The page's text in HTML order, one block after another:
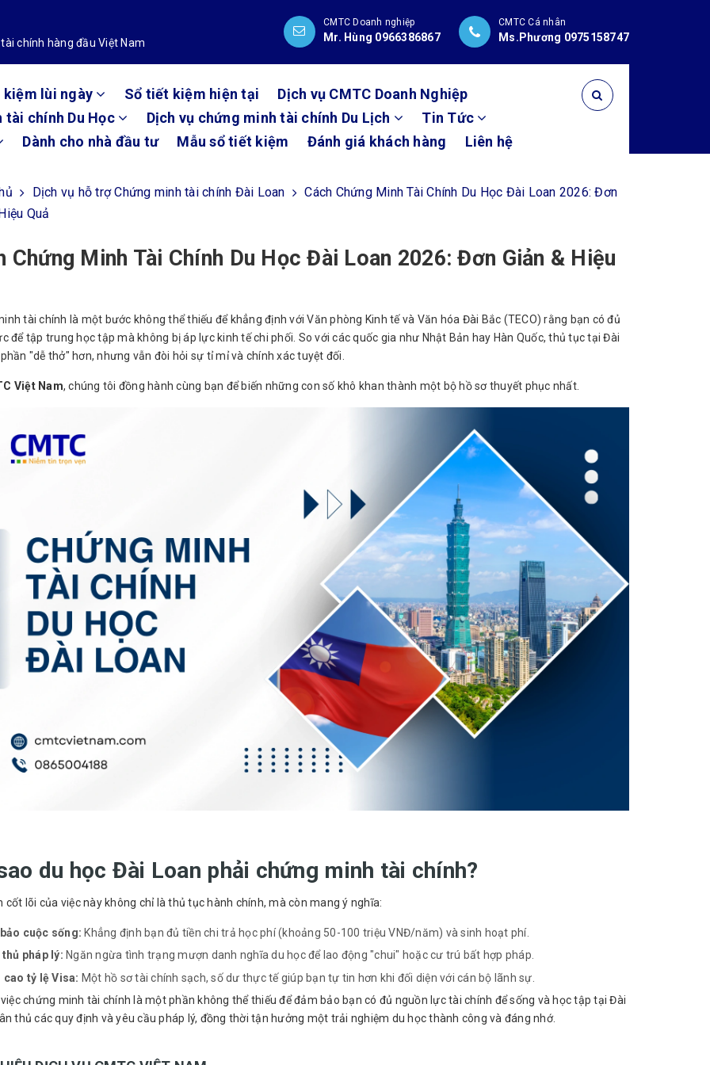
chính hàng đầu Việt Nam
CMTC Doanh nghiệp
Mr. Hùng 0966386867
CMTC Cá nhân
Ms.Phương 0975158747
lùi ngày Sổ tiết kiệm hiện tại
Dịch vụ CMTC Doanh Nghiệp
tài chính Du Học
Dịch vụ chứng minh tài chính Du Lịch
Tin Tức
Dành cho nhà đầu tư
Mẫu sổ tiết kiệm Đánh giá khách hàng Liên hệ
Dịch vụ hỗ trợ Chứng minh tài chính Đài Loan
Cách Chứng Minh Tài Chính Du Học Đài Loan 2026: Đơn
Quả
Chứng Minh Tài Chính Du Học Đài Loan 2026: Đơn Giản & Hiệu
tài chính là một bước không thể thiếu để khẳng định với Văn phòng Kinh tế và Văn hóa Đài Bắc (TECO) rằng bạn có đủ
để tập trung học tập mà không bị áp lực kinh tế chi phối. So với các quốc gia như Nhật Bản hay Hàn Quốc, thủ tục tại Đài
"dễ thở" hơn, nhưng vẫn đòi hỏi sự tỉ mỉ và chính xác tuyệt đối.
Việt Nam, chúng tôi đồng hành cùng bạn để biến những con số khô khan thành một bộ hồ sơ thuyết phục nhất.
du học Đài Loan phải chứng minh tài chính?
cốt lõi của việc này không chỉ là thủ tục hành chính, mà còn mang ý nghĩa:
cuộc sống: Khẳng định bạn đủ tiền chi trả học phí (khoảng 50-100 triệu VNĐ/năm) và sinh hoạt phí.
pháp lý: Ngăn ngừa tình trạng mượn danh nghĩa du học để lao động "chui" hoặc cư trú bất hợp pháp.
cao tỷ lệ Visa: Một hồ sơ tài chính sạch, số dư thực tế giúp bạn tự tin hơn khi đối diện với cán bộ lãnh sự.
chứng minh tài chính là một phần không thể thiếu để đảm bảo bạn có đủ nguồn lực tài chính để sống và học tập tại Đài
thủ các quy định và yêu cầu pháp lý, đồng thời tận hưởng một trải nghiệm du học thành công và đáng nhớ.